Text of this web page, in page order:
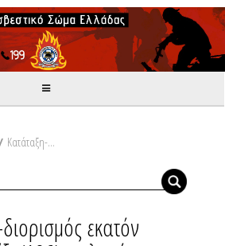
Κατάταξη-διορισμός εκατόν ογδόντα έξι (186) επιλαχόντων του διαγωνισμού για την πρόσληψη εξακοσίων πενήντα (650) Πυροσβεστών Δασικών Επιχειρήσεων (Π.Δ.Ε.) επταετούς θητείας στο Πυροσβεστικό Σώμα για το έτος 2024
εκατόν